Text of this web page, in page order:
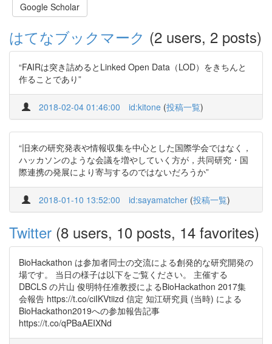
Google Scholar
はてなブックマーク (2 users, 2 posts)
“FAIRは突き詰めるとLinked Open Data（LOD）をきちんと
作ることであり”
2018-02-04 01:46:00 id:kitone (投稿一覧)
“旧来の研究発表や情報収集を中心とした国際学会ではなく，
ハッカソンのような会議を増やしていく方が，共同研究・国
際連携の発展により寄与するのではないだろうか”
2018-01-10 13:52:00 id:sayamatcher (投稿一覧)
Twitter (8 users, 10 posts, 14 favorites)
BioHackathon は参加者同士の交流による創発的な研究開発の
場です。 当日の様子は以下をご覧ください。 主催する
DBCLS の片山 俊明特任准教授によるBioHackathon 2017集
会報告 https://t.co/ciIKVtiizd 信定 知江研究員 (当時) による
BioHackathon2019への参加報告記事
https://t.co/qPBaAEIXNd